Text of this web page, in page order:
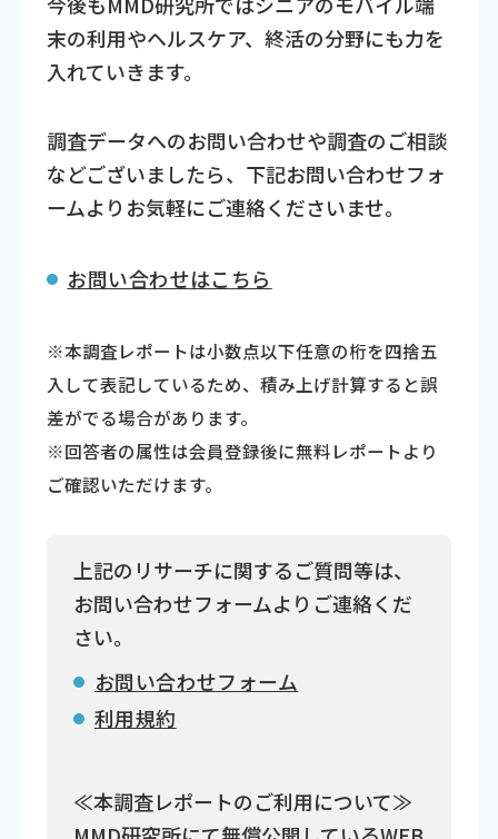
末の利用やヘルスケア、終活の分野にも力を
入れていきます。
調査データへのお問い合わせや調査のご相談
などございましたら、下記お問い合わせフォ
ームよりお気軽にご連絡くださいませ。
お問い合わせはこちら
※本調査レポートは小数点以下任意の桁を四捨五
入して表記しているため、積み上げ計算すると誤
差がでる場合があります。
※回答者の属性は会員登録後に無料レポートより
ご確認いただけます。
上記のリサーチに関するご質問等は、
お問い合わせフォームよりご連絡くだ
さい。
お問い合わせフォーム
利用規約
≪本調査レポートのご利用について≫